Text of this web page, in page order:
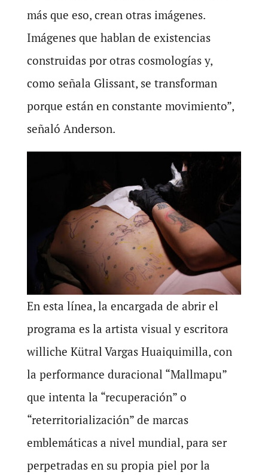
más que eso, crean otras imágenes.
Imágenes que hablan de existencias
construidas por otras cosmologías y,
como señala Glissant, se transforman
porque están en constante movimiento”,
señaló Anderson.
En esta línea, la encargada de abrir el
programa es la artista visual y escritora
williche Kütral Vargas Huaiquimilla, con
la performance duracional “Mallmapu”
que intenta la “recuperación” o
“reterritorialización” de marcas
emblemáticas a nivel mundial, para ser
perpetradas en su propia piel por la